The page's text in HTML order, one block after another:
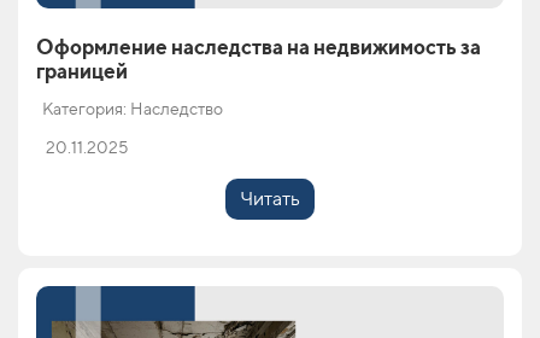
Оформление наследства на недвижимость за
границей
Категория: Наследство
20.11.2025
Читать